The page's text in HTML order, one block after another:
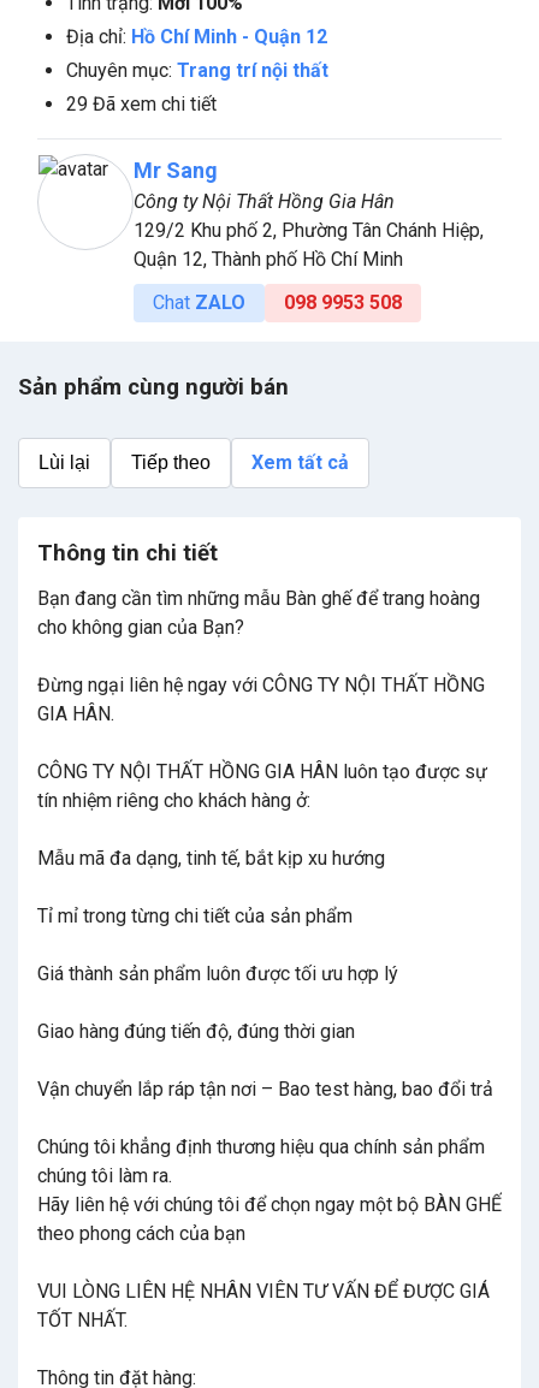
Địa chỉ: Hồ Chí Minh - Quận 12
Chuyên mục: Trang trí nội thất
29 Đã xem chi tiết
Mr Sang
Công ty Nội Thất Hồng Gia Hân
129/2 Khu phố 2, Phường Tân Chánh Hiệp,
Quận 12, Thành phố Hồ Chí Minh
Chat ZALO 098 9953 508
Sản phẩm cùng người bán
Lùi lại Tiếp theo Xem tất cả
Thông tin chi tiết
Bạn đang cần tìm những mẫu Bàn ghế để trang hoàng
cho không gian của Bạn?
Đừng ngại liên hệ ngay với CÔNG TY NỘI THẤT HỒNG
GIA HÂN.
CÔNG TY NỘI THẤT HỒNG GIA HÂN luôn tạo được sự
tín nhiệm riêng cho khách hàng ở:
Mẫu mã đa dạng, tinh tế, bắt kịp xu hướng
Tỉ mỉ trong từng chi tiết của sản phẩm
Giá thành sản phẩm luôn được tối ưu hợp lý
Giao hàng đúng tiến độ, đúng thời gian
Vận chuyển lắp ráp tận nơi – Bao test hàng, bao đổi trả
Chúng tôi khẳng định thương hiệu qua chính sản phẩm
chúng tôi làm ra.
Hãy liên hệ với chúng tôi để chọn ngay một bộ BÀN GHẾ
theo phong cách của bạn
VUI LÒNG LIÊN HỆ NHÂN VIÊN TƯ VẤN ĐỂ ĐƯỢC GIÁ
TỐT NHẤT.
Thông tin đặt hàng: